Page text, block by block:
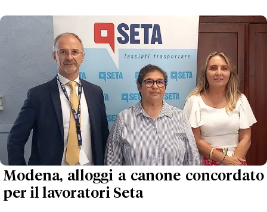
Modena, alloggi a canone concordato
per il lavoratori Seta